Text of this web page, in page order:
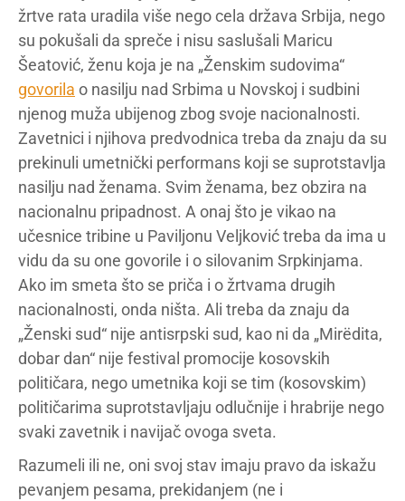
žrtve rata uradila više nego cela država Srbija, nego
su pokušali da spreče i nisu saslušali Maricu
Šeatović, ženu koja je na „Ženskim sudovima“
govorila o nasilju nad Srbima u Novskoj i sudbini
njenog muža ubijenog zbog svoje nacionalnosti.
Zavetnici i njihova predvodnica treba da znaju da su
prekinuli umetnički performans koji se suprotstavlja
nasilju nad ženama. Svim ženama, bez obzira na
nacionalnu pripadnost. A onaj što je vikao na
učesnice tribine u Paviljonu Veljković treba da ima u
vidu da su one govorile i o silovanim Srpkinjama.
Ako im smeta što se priča i o žrtvama drugih
nacionalnosti, onda ništa. Ali treba da znaju da
„Ženski sud“ nije antisrpski sud, kao ni da „Mirëdita,
dobar dan“ nije festival promocije kosovskih
političara, nego umetnika koji se tim (kosovskim)
političarima suprotstavljaju odlučnije i hrabrije nego
svaki zavetnik i navijač ovoga sveta.
Razumeli ili ne, oni svoj stav imaju pravo da iskažu
pevanjem pesama, prekidanjem (ne i